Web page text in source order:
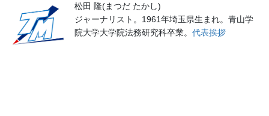
松田 隆(まつだ たかし)
ジャーナリスト。1961年埼玉県生まれ。青山学
院大学大学院法務研究科卒業。 代表挨拶